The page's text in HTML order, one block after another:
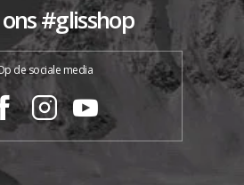
#glisshop
de sociale media